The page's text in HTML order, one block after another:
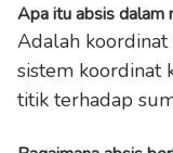
Apa itu absis dalam
Adalah
sistem koordinat
titik terhadap